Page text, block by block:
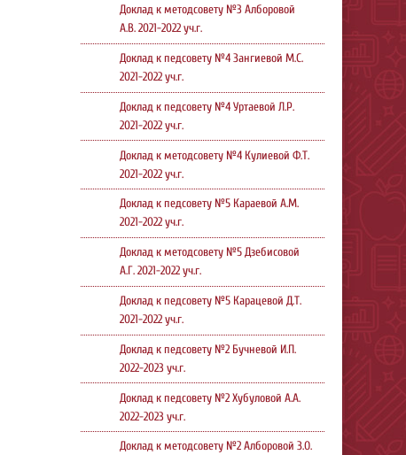
Доклад к методсовету №3 Алборовой
А.В. 2021-2022 уч.г.
Доклад к педсовету №4 Зангиевой М.С.
2021-2022 уч.г.
Доклад к педсовету №4 Уртаевой Л.Р.
2021-2022 уч.г.
Доклад к методсовету №4 Кулиевой Ф.Т.
2021-2022 уч.г.
Доклад к педсовету №5 Караевой А.М.
2021-2022 уч.г.
Доклад к методсовету №5 Дзебисовой
А.Г. 2021-2022 уч.г.
Доклад к педсовету №5 Карацевой Д.Т.
2021-2022 уч.г.
Доклад к педсовету №2 Бучневой И.П.
2022-2023 уч.г.
Доклад к педсовету №2 Хубуловой А.А.
2022-2023 уч.г.
Доклад к методсовету №2 Алборовой З.О.